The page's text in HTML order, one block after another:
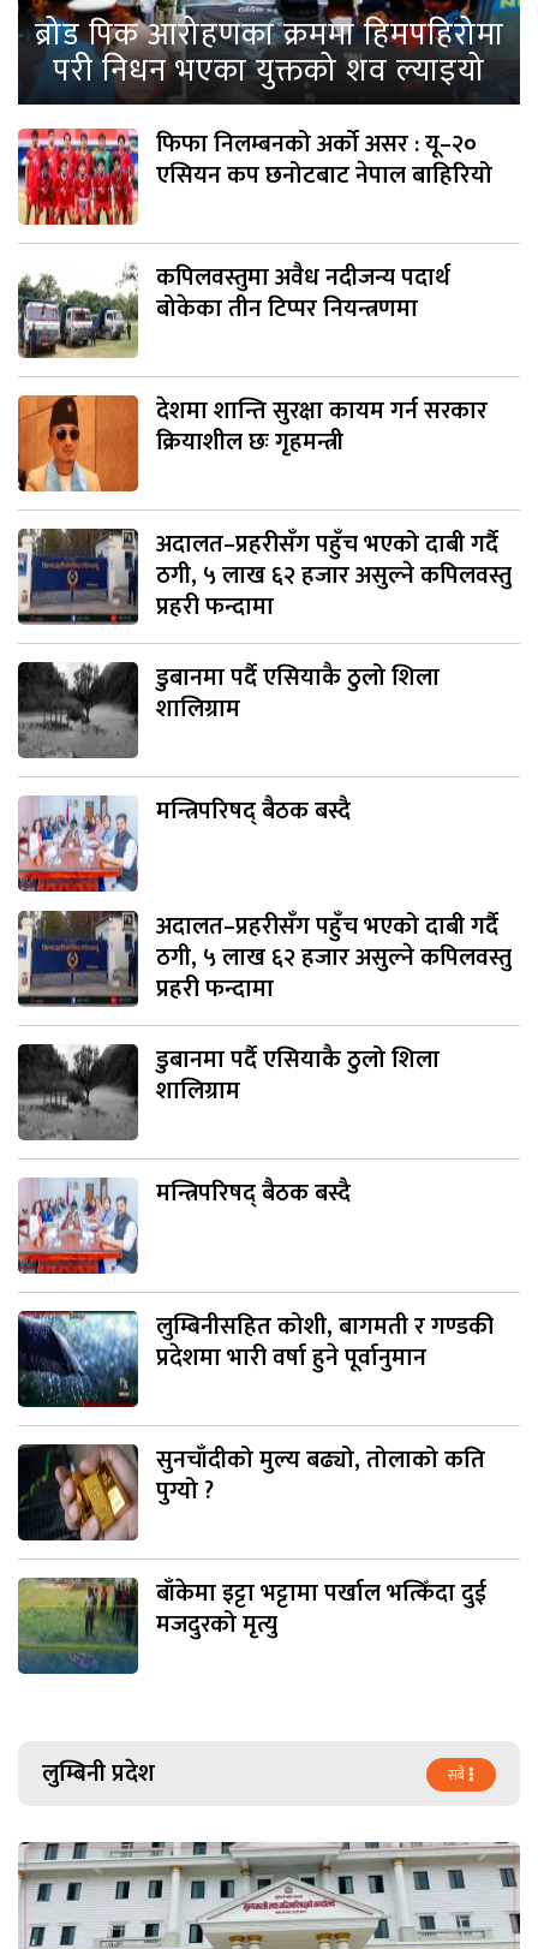
ब्रोड पिक आरोहणका क्रममा हिमपहिरोमा
परी निधन भएका युक्तको शव ल्याइयो
फिफा निलम्बनको अर्को असर : यू–२०
एसियन कप छनोटबाट नेपाल बाहिरियो
कपिलवस्तुमा अवैध नदीजन्य पदार्थ
बोकेका तीन टिप्पर नियन्त्रणमा
देशमा शान्ति सुरक्षा कायम गर्न सरकार
क्रियाशील छः गृहमन्त्री
अदालत–प्रहरीसँग पहुँच भएको दाबी गर्दै
ठगी, ५ लाख ६२ हजार असुल्ने कपिलवस्तु
प्रहरी फन्दामा
डुबानमा पर्दै एसियाकै ठुलो शिला
शालिग्राम
मन्त्रिपरिषद् बैठक बस्दै
अदालत–प्रहरीसँग पहुँच भएको दाबी गर्दै
ठगी, ५ लाख ६२ हजार असुल्ने कपिलवस्तु
प्रहरी फन्दामा
डुबानमा पर्दै एसियाकै ठुलो शिला
शालिग्राम
मन्त्रिपरिषद् बैठक बस्दै
लुम्बिनीसहित कोशी, बागमती र गण्डकी
प्रदेशमा भारी वर्षा हुने पूर्वानुमान
सुनचाँदीको मुल्य बढ्यो, तोलाको कति
पुग्यो ?
बाँकेमा इट्टा भट्टामा पर्खाल भत्किँदा दुई
मजदुरको मृत्यु
लुम्बिनी प्रदेश सबै